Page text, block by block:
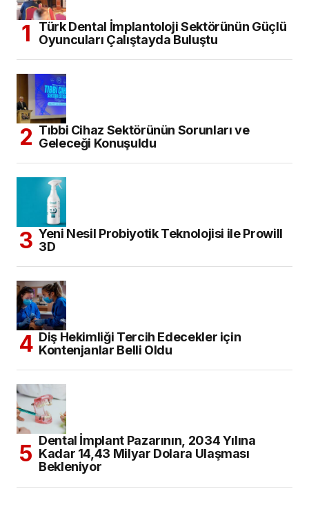
Türk Dental İmplantoloji Sektörünün Güçlü
Oyuncuları Çalıştayda Buluştu
Tıbbi Cihaz Sektörünün Sorunları ve
Geleceği Konuşuldu
Yeni Nesil Probiyotik Teknolojisi ile Prowill
3D
Diş Hekimliği Tercih Edecekler için
Kontenjanlar Belli Oldu
Dental İmplant Pazarının, 2034 Yılına
Kadar 14,43 Milyar Dolara Ulaşması
Bekleniyor